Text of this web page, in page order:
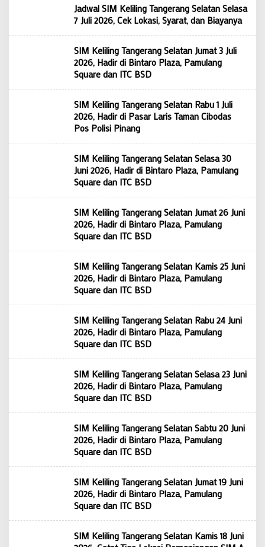
Jadwal SIM Keliling Tangerang Selatan Selasa
7 Juli 2026, Cek Lokasi, Syarat, dan Biayanya
SIM Keliling Tangerang Selatan Jumat 3 Juli
2026, Hadir di Bintaro Plaza, Pamulang
Square dan ITC BSD
SIM Keliling Tangerang Selatan Rabu 1 Juli
2026, Hadir di Pasar Laris Taman Cibodas
Pos Polisi Pinang
SIM Keliling Tangerang Selatan Selasa 30
Juni 2026, Hadir di Bintaro Plaza, Pamulang
Square dan ITC BSD
SIM Keliling Tangerang Selatan Jumat 26 Juni
2026, Hadir di Bintaro Plaza, Pamulang
Square dan ITC BSD
SIM Keliling Tangerang Selatan Kamis 25 Juni
2026, Hadir di Bintaro Plaza, Pamulang
Square dan ITC BSD
SIM Keliling Tangerang Selatan Rabu 24 Juni
2026, Hadir di Bintaro Plaza, Pamulang
Square dan ITC BSD
SIM Keliling Tangerang Selatan Selasa 23 Juni
2026, Hadir di Bintaro Plaza, Pamulang
Square dan ITC BSD
SIM Keliling Tangerang Selatan Sabtu 20 Juni
2026, Hadir di Bintaro Plaza, Pamulang
Square dan ITC BSD
SIM Keliling Tangerang Selatan Jumat 19 Juni
2026, Hadir di Bintaro Plaza, Pamulang
Square dan ITC BSD
SIM Keliling Tangerang Selatan Kamis 18 Juni